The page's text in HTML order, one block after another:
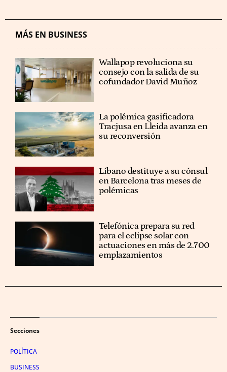
MÁS EN BUSINESS
Wallapop revoluciona su
consejo con la salida de su
cofundador David Muñoz
La polémica gasificadora
Tracjusa en Lleida avanza en
su reconversión
Líbano destituye a su cónsul
en Barcelona tras meses de
polémicas
Telefónica prepara su red
para el eclipse solar con
actuaciones en más de 2.700
emplazamientos
Secciones
POLÍTICA
BUSINESS